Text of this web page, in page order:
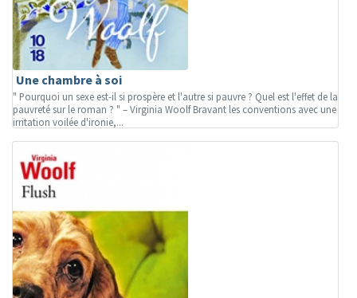
Une chambre à soi
" Pourquoi un sexe est-il si prospère et l'autre si pauvre ? Quel est l'effet de la
pauvreté sur le roman ? " – Virginia Woolf Bravant les conventions avec une
irritation voilée d'ironie,...